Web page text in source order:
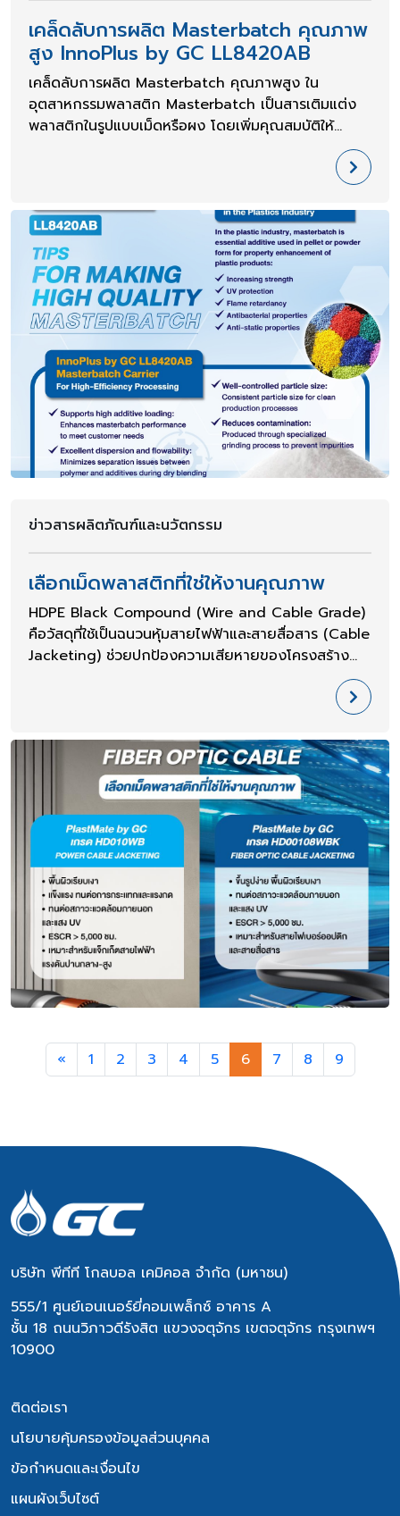
เคล็ดลับการผลิต Masterbatch คุณภาพ
สูง InnoPlus by GC LL8420AB
เคล็ดลับการผลิต Masterbatch คุณภาพสูง ใน
อุตสาหกรรมพลาสติก Masterbatch เป็นสารเติมแต่ง
พลาสติกในรูปแบบเม็ดหรือผง โดยเพิ่มคุณสมบัติให้
ผลิตภัณฑ์พลาสติกมีประสิทธิภาพ ไม่ว่าจะเป็นสี ความแข็ง
แรง หรือคุณสมบัติพิเศษอื่น ๆ เช่น ป้องกันรังสี UV, ทน
ข่าวสารผลิตภัณฑ์และนวัตกรรม
เลือกเม็ดพลาสติกที่ใช่ให้งานคุณภาพ
HDPE Black Compound (Wire and Cable Grade)
คือวัสดุที่ใช้เป็นฉนวนหุ้มสายไฟฟ้าและสายสื่อสาร (Cable
Jacketing) ช่วยปกป้องความเสียหายของโครงสร้าง
สายด้านในจากแรงกดและแรงกระแทกระหว่างการติดตั้ง
«Previous
1 2 3 4 5 6 7 8 9
บริษัท พีทีที โกลบอล เคมิคอล จำกัด (มหาชน)
555/1 ศูนย์เอนเนอร์ยี่คอมเพล็กซ์ อาคาร A
ชั้น 18 ถนนวิภาวดีรังสิต แขวงจตุจักร เขตจตุจักร กรุงเทพฯ
10900
ติดต่อเรา
นโยบายคุ้มครองข้อมูลส่วนบุคคล
ข้อกำหนดและเงื่อนไข
แผนผังเว็บไซต์